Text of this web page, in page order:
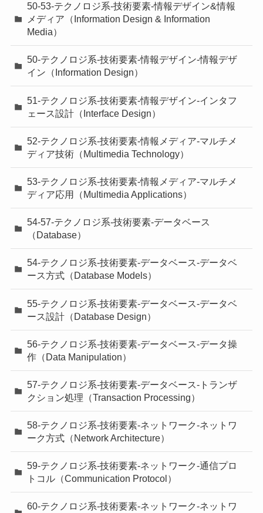
50-53-テクノロジ系-技術要素-情報デザイン&情報
メディア（Information Design & Information
Media）
50-テクノロジ系-技術要素-情報デザイン-情報デザ
イン（Information Design）
51-テクノロジ系-技術要素-情報デザイン-インタフ
ェース設計（Interface Design）
52-テクノロジ系-技術要素-情報メディア-マルチメ
ディア技術（Multimedia Technology）
53-テクノロジ系-技術要素-情報メディア-マルチメ
ディア応用（Multimedia Applications）
54-57-テクノロジ系-技術要素-データベース
（Database）
54-テクノロジ系-技術要素-データベース-データベ
ース方式（Database Models）
55-テクノロジ系-技術要素-データベース-データベ
ース設計（Database Design）
56-テクノロジ系-技術要素-データベース-データ操
作（Data Manipulation）
57-テクノロジ系-技術要素-データベース-トランザ
クション処理（Transaction Processing）
58-テクノロジ系-技術要素-ネットワーク-ネットワ
ーク方式（Network Architecture）
59-テクノロジ系-技術要素-ネットワーク-通信プロ
トコル（Communication Protocol）
60-テクノロジ系-技術要素-ネットワーク-ネットワ